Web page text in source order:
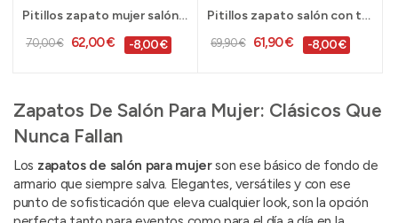
Pitillos zapato mujer salón tacón bajo licra y...
70,00 € 62,00 € -8,00 €
Pitillos zapato salón con tacón elásticos mujer...
69,90 € 61,90 € -8,00 €
Zapatos De Salón Para Mujer: Clásicos Que
Nunca Fallan
Los zapatos de salón para mujerson ese básico de fondo de
armario que siempre salva. Elegantes, versátiles y con ese
punto de sofisticación que eleva cualquier look, son la opción